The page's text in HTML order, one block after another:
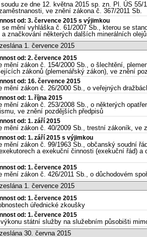
ze dne 12. května 2015 sp. zn. Pl. ÚS
ve znění zákona č. 367/2011 Sb.
od: 3. července 2015 s výjimkou
mění vyhláška č. 61/2007 Sb., kterou se
a značkování některých dalších minerálních
1. července 2015
od: 2. července 2015
mění zákon č. 154/2000 Sb., o šlechtění,
zákonů (plemenářský zákon), ve znění
od: 16. července 2015
mění zákon č. 26/2000 Sb., o veřejných
od: 1. října 2015
mění zákon č. 253/2008 Sb., o některých
ve znění pozdějších předpisů
od: 1. září 2015
mění zákon č. 40/2009 Sb., trestní zákoník, ve
od: 1. září 2015 s výjimkou
mění zákon č. 99/1963 Sb., občanský soudní
a exekuční činnosti (exekuční řád)
od: 1. července 2015
mění zákon č. 426/2011 Sb., o důchodovém
1. července 2015
od: 1. července 2015
úřednické zkoušky
od: 1. července 2015
státní služby na služebním působišti
30. června 2015